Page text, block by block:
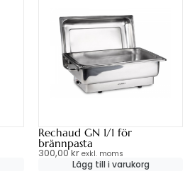
Rechaud GN 1/1 för
brännpasta
300,00kr exkl. moms
Lägg till i varukorg